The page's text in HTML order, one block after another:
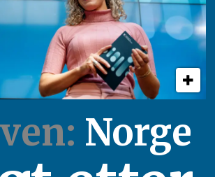
Norge